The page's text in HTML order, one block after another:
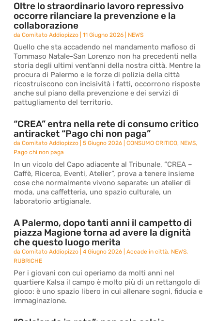
Oltre lo straordinario lavoro repressivo
occorre rilanciare la prevenzione e la
collaborazione
daComitato Addiopizzo |11 Giugno 2026 NEWS
Quello che sta accadendo nel mandamento mafioso di
Tommaso Natale-San Lorenzo non ha precedenti nella
storia degli ultimi vent’anni della nostra città. Mentre la
procura di Palermo e le forze di polizia della città
ricostruiscono con incisività i fatti, occorrono risposte
anche sul piano della prevenzione e dei servizi di
pattugliamento del territorio.
“CREA” entra nella rete di consumo critico
antiracket “Pago chi non paga”
daComitato Addiopizzo |5 Giugno 2026 |CONSUMO CRITICO, NEWS,
Pago chi non paga
In un vicolo del Capo adiacente al Tribunale, “CREA –
Caffè, Ricerca, Eventi, Atelier”, prova a tenere insieme
cose che normalmente vivono separate: un atelier di
moda, una caffetteria, uno spazio culturale, un
laboratorio artigianale.
A Palermo, dopo tanti anni il campetto di
piazza Magione torna ad avere la dignità
che questo luogo merita
daComitato Addiopizzo |4 Giugno 2026 |Accade in città, NEWS,
RUBRICHE
Per i giovani con cui operiamo da molti anni nel
quartiere Kalsa il campo è molto più di un rettangolo di
gioco: è uno spazio libero in cui allenare sogni, fiducia e
immaginazione.